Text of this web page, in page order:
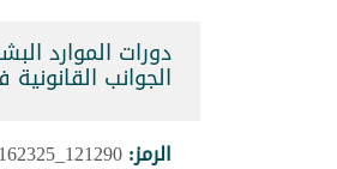
دورات الموارد
الجوانب القانونية في
الرمز:121290_162325